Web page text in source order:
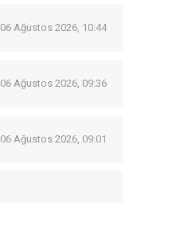
06 Ağustos 2026, 10:44
06 Ağustos 2026, 09:36
06 Ağustos 2026, 09:01